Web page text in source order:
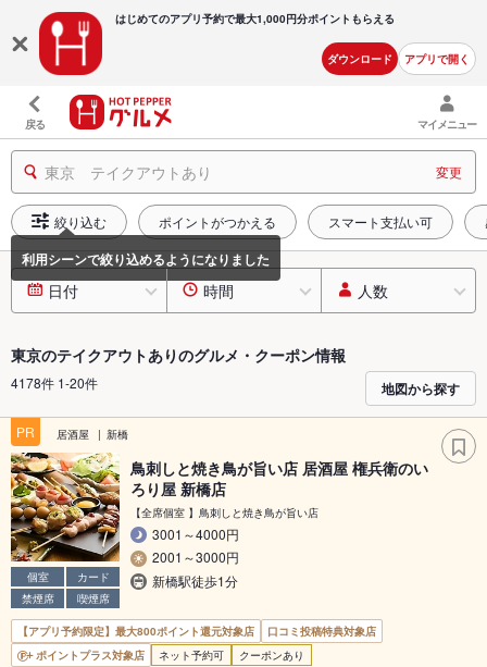
はじめてのアプリ予約で最大1,000円分ポイントもらえる
ダウンロード アプリで開く
戻る マイメニュー
東京 テイクアウトあり 変更
絞り込む ポイントがつかえる スマート支払い可
日付 時間 人数
東京のテイクアウトありのグルメ・クーポン情報
4178件 1-20件 地図から探す
PR 居酒屋 新橋
個室
カード
禁煙席
喫煙席
鳥刺しと焼き鳥が旨い店 居酒屋 権兵衛のい
ろり屋 新橋店
【全席個室 】鳥刺しと焼き鳥が旨い店
3001～4000円
2001～3000円
新橋駅徒歩1分
【アプリ予約限定】最大800ポイント還元対象店
口コミ投稿特典対象店
ポイントプラス対象店
ネット予約可 クーポンあり